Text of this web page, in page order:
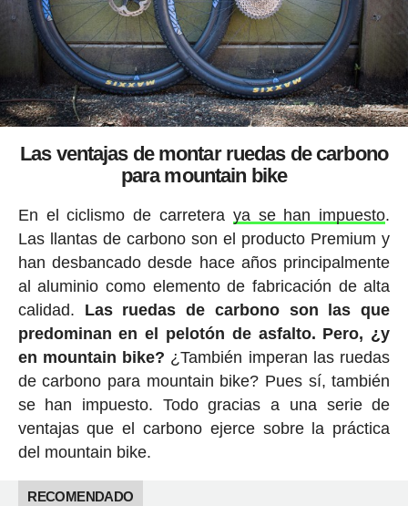
Las ventajas de montar ruedas de carbono
para mountain bike
En el ciclismo de carretera ya se han impuesto.
Las llantas de carbono son el producto Premium y
han desbancado desde hace años principalmente
al aluminio como elemento de fabricación de alta
calidad. Las ruedas de carbono son las que
predominan en el pelotón de asfalto. Pero, ¿y
en mountain bike? ¿También imperan las ruedas
de carbono para mountain bike? Pues sí, también
se han impuesto. Todo gracias a una serie de
ventajas que el carbono ejerce sobre la práctica
del mountain bike.
RECOMENDADO